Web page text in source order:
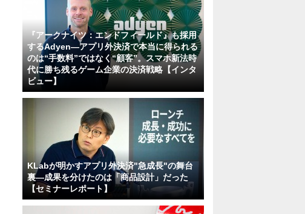
『アークナイツ：エンドフィールド』も採用
するAdyen―アプリ外決済で本当に得られる
のは“手数料”ではなく“顧客”。スマホ新法時
代に勝ち残るゲーム企業の決済戦略【インタ
ビュー】
KLabが明かすアプリ外決済"急成長"の舞台
裏―成果を分けたのは「商品設計」だった
【セミナーレポート】